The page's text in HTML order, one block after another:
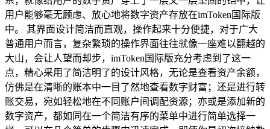
用户能够毫无顾虑、放心地将数字资产存放在imToken国际版
中。 其界面设计简洁而直观，操作起来十分便捷，对于广大
普通用户而言，复杂繁琐的操作界面往往就像一座难以翻越的
大山，会让人望而却步，imToken国际版充分考虑到了这一
点，精心采用了简洁明了的设计风格，无论是查看资产余额，
仿佛是在清晰的账本中一目了然地查看数字财富；还是进行转
账交易，宛如轻松地在不同账户间调配资源；亦或是添加新的
数字资产，都如同在一个简洁有序的菜单中进行简单选择一